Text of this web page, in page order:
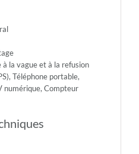
la vague et à la refusion
Téléphone portable,
numérique, Compteur